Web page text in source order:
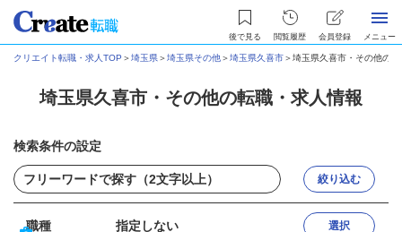
後で見る 閲覧履歴 会員登録 メニュー
クリエイト転職・求人TOP ＞埼玉県＞埼玉県その他＞埼玉県久喜市＞埼玉県久喜市・その他の
埼玉県久喜市・その他の転職・求人情報
検索条件の設定
絞り込む
職種 指定しない 選択